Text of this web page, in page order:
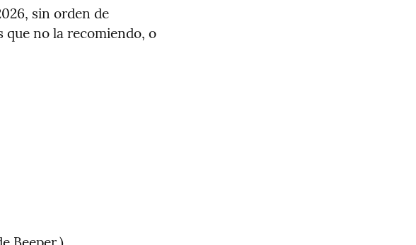
sin orden de
que no la recomiendo, o